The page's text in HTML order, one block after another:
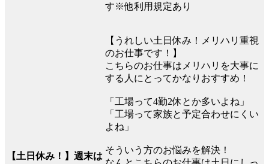
す※他利用規定あり
【土日休み！】週末は
【うれしい土日休み！メリハリ重視
のお仕事です！】
こちらのお仕事はメリハリを大事に
する人にとってかなりおすすめ！
「工場って4勤2休とか多いよね」
「工場って家族と予定合わせにくい
よね」
そういう方のお悩みを解決！